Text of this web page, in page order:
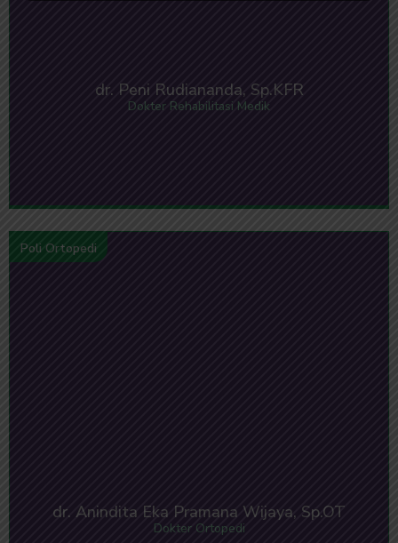
dr. Peni Rudiananda, Sp.KFR
Dokter Rehabilitasi Medik
Poli Ortopedi
dr. Anindita Eka Pramana Wijaya, Sp.OT
Dokter Ortopedi